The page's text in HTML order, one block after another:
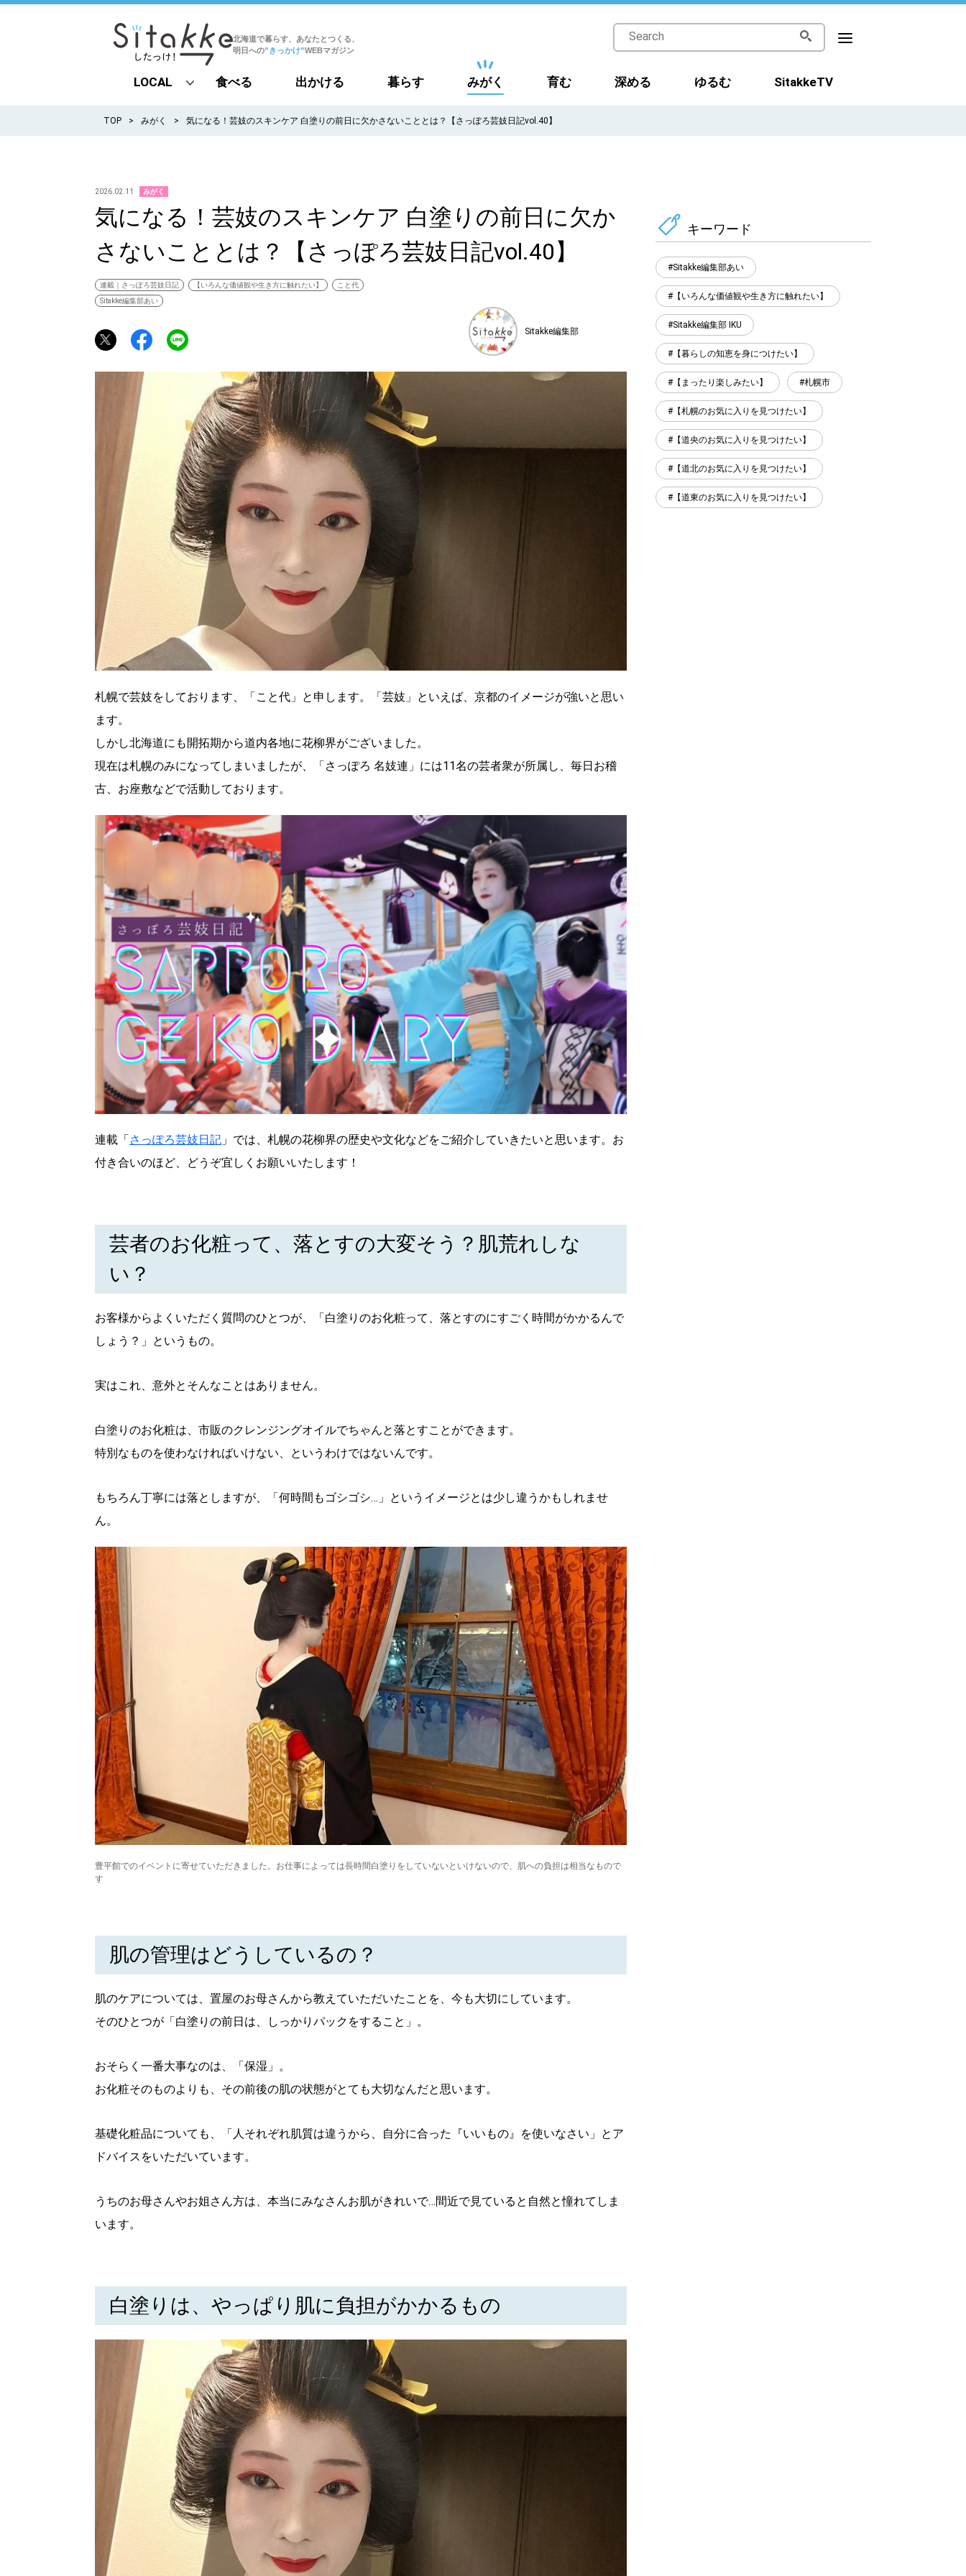
北海道で暮らす、あなたとつくる、
明日への”きっかけ”WEBマガジン
Sitakkeパートナー
運営会社 情報提供・お問い合わせ 利用規約
プライバシーポリシー
閉じる
CATEGORY
カテゴリー
LOCAL
ローカルエリア
KEYWORD
キーワード
Sitakke編集部あい
Sitakke編集部 IKU
【まったり楽しみたい】
【道央のお気に入りを見つけたい】
【道東のお気に入りを見つけたい】
LOCAL
all
道北
道南
道東
道央
食べる 出かける 暮らす みがく 育む 深める ゆるむ SitakkeTV
TOP みがく 気になる！芸妓のスキンケア 白塗りの前日に欠かさないこととは？【さっぽろ芸妓日記vol.40】
2026.02.11 みがく
気になる！芸妓のスキンケア 白塗りの前日に欠か
さないこととは？【さっぽろ芸妓日記vol.40】
連載｜さっぽろ芸妓日記 【いろんな価値観や生き方に触れたい】
こと代
Sitakke編集部あい
Sitakke編集部
札幌で芸妓をしております、「こと代」と申します。「芸妓」といえば、京都のイメージが強いと思い
ます。
しかし北海道にも開拓期から道内各地に花柳界がございました。
現在は札幌のみになってしまいましたが、「さっぽろ 名妓連」には11名の芸者衆が所属し、毎日お稽
古、お座敷などで活動しております。
連載「さっぽろ芸妓日記 」では、札幌の花柳界の歴史や文化などをご紹介していきたいと思います。お
付き合いのほど、どうぞ宜しくお願いいたします！
芸者のお化粧って、落とすの大変そう？肌荒れしな
い？
お客様からよくいただく質問のひとつが、「白塗りのお化粧って、落とすのにすごく時間がかかるんで
しょう？」というもの。
実はこれ、意外とそんなことはありません。
白塗りのお化粧は、市販のクレンジングオイルでちゃんと落とすことができます。
特別なものを使わなければいけない、というわけではないんです。
もちろん丁寧には落としますが、「何時間もゴシゴシ…」というイメージとは少し違うかもしれませ
ん。
豊平館でのイベントに寄せていただきました。お仕事によっては長時間白塗りをしていないといけないので、肌への負担は相当なもので
す
肌の管理はどうしているの？
肌のケアについては、置屋のお母さんから教えていただいたことを、今も大切にしています。
そのひとつが「白塗りの前日は、しっかりパックをすること」。
おそらく一番大事なのは、「保湿」。
お化粧そのものよりも、その前後の肌の状態がとても大切なんだと思います。
基礎化粧品についても、「人それぞれ肌質は違うから、自分に合った『いいもの』を使いなさい」とア
ドバイスをいただいています。
うちのお母さんやお姐さん方は、本当にみなさんお肌がきれいで…間近で見ていると自然と憧れてしま
います。
白塗りは、やっぱり肌に負担がかかるもの
キーワード
Sitakke編集部あい
【いろんな価値観や生き方に触れたい】
Sitakke編集部 IKU
【暮らしの知恵を身につけたい】
【まったり楽しみたい】 札幌市
【札幌のお気に入りを見つけたい】
【道央のお気に入りを見つけたい】
【道北のお気に入りを見つけたい】
【道東のお気に入りを見つけたい】